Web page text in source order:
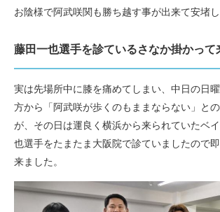
お陰様で阿武咲関も勝ち越す事が出来て安堵し
藤田一也選手を診ているさなか掛かって
実は先場所中に膝を痛めてしまい、中日の日
方から「阿武咲が歩くのもままならない」と
が、その日は運良く横浜から来られていたベ
也選手をたまたま大阪院で診ていましたので
来ました。